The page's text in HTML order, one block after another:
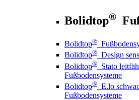
Bolidtop®
Bolidtop®
Bolidtop® Design
Bolidtop® Stato
Fußbodensysteme
Bolidtop® E.lo
Fußbodensysteme